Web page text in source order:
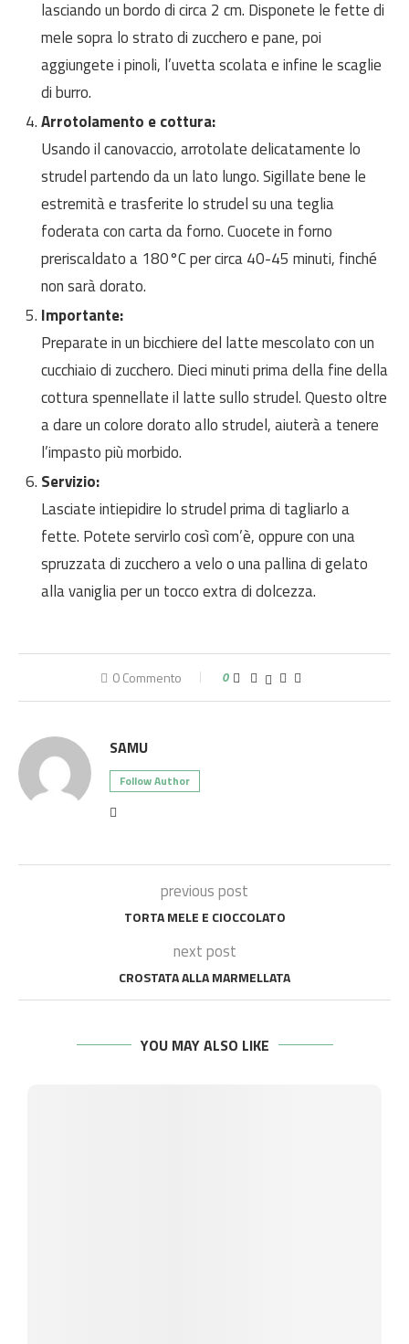
lasciando un bordo di circa 2 cm. Disponete le fette di
mele sopra lo strato di zucchero e pane, poi
aggiungete i pinoli, l’uvetta scolata e infine le scaglie
di burro.
Arrotolamento e cottura:
Usando il canovaccio, arrotolate delicatamente lo
strudel partendo da un lato lungo. Sigillate bene le
estremità e trasferite lo strudel su una teglia
foderata con carta da forno. Cuocete in forno
preriscaldato a 180°C per circa 40-45 minuti, finché
non sarà dorato.
Importante:
Preparate in un bicchiere del latte mescolato con un
cucchiaio di zucchero. Dieci minuti prima della fine della
cottura spennellate il latte sullo strudel. Questo oltre
a dare un colore dorato allo strudel, aiuterà a tenere
l’impasto più morbido.
Servizio:
Lasciate intiepidire lo strudel prima di tagliarlo a
fette. Potete servirlo così com’è, oppure con una
spruzzata di zucchero a velo o una pallina di gelato
alla vaniglia per un tocco extra di dolcezza.
0 Commento 0
SAMU
Follow Author
previous post
TORTA MELE E CIOCCOLATO
next post
CROSTATA ALLA MARMELLATA
YOU MAY ALSO LIKE